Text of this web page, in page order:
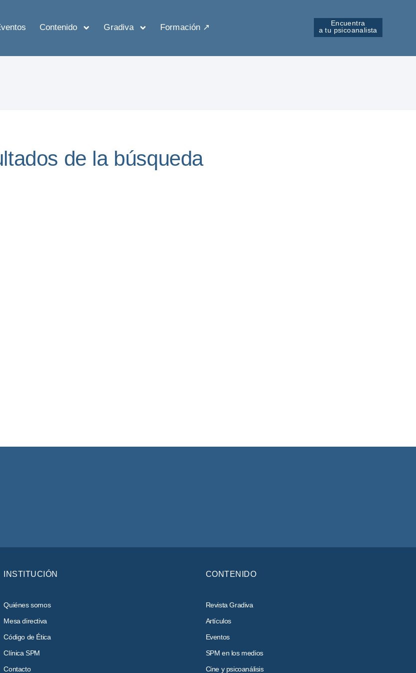
Contenido Gradiva Formación ↗︎
Encuentra
a tu psicoanalista
de la búsqueda
INSTITUCIÓN
Quiénes somos
Mesa directiva
Código de Ética
Clínica SPM
Contacto
CONTENIDO
Revista Gradiva
Artículos
Eventos
SPM en los medios
Cine y psicoanálisis